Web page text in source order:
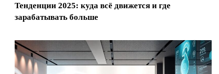
Тенденции 2025: куда всё движется и где
зарабатывать больше